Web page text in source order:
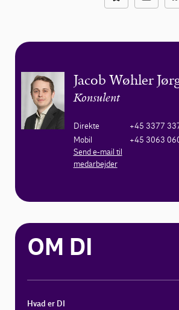
Jacob Wøhler
Konsulent
Direkte
+45 3377
Mobil
+45 3063
Send e-mail til
medarbejder
OM DI
Hvad er DI